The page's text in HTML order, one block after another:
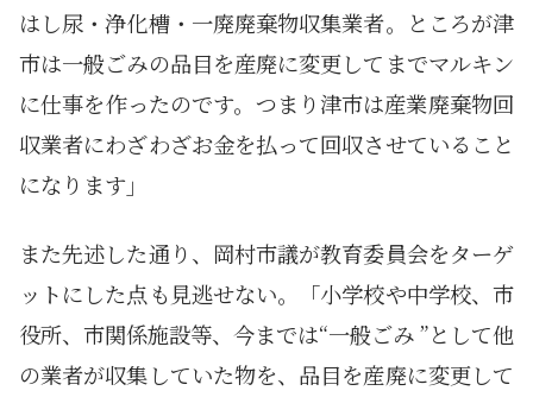
はし尿・浄化槽・一廃廃棄物収集業者。ところが津
市は一般ごみの品目を産廃に変更してまでマルキン
に仕事を作ったのです。つまり津市は産業廃棄物回
収業者にわざわざお金を払って回収させていること
になります」
また先述した通り、岡村市議が教育委員会をターゲ
ットにした点も見逃せない。「小学校や中学校、市
役所、市関係施設等、今までは“一般ごみ ”として他
の業者が収集していた物を、品目を産廃に変更して